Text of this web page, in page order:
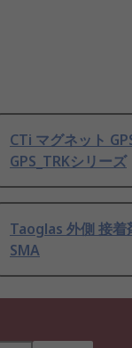
CTi マグネット
GPS_TRKシリーズ
Taoglas 外側 接着
SMA